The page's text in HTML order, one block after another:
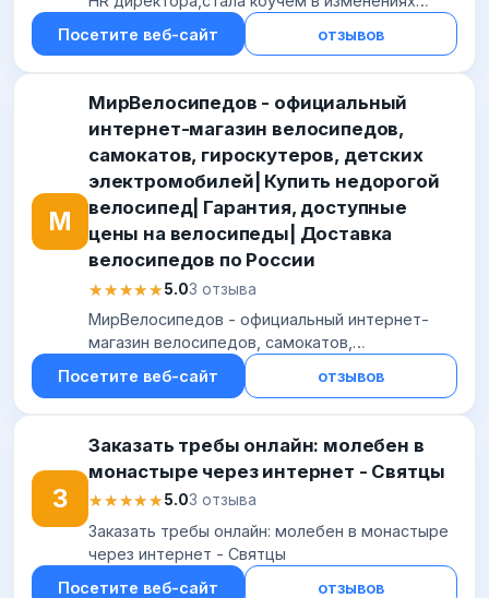
имея более 400 часов практики,сменила
профессию и 3 года успешно работаю в IT
Посетите веб-сайт отзывов
М
МирВелосипедов - официальный
интернет-магазин велосипедов,
самокатов, гироскутеров, детских
электромобилей| Купить недорогой
велосипед| Гарантия, доступные
цены на велосипеды| Доставка
велосипедов по России
★★★★★
★★★★★5.03 отзыва
МирВелосипедов - официальный интернет-
магазин велосипедов, самокатов,
гироскутеров, детских электромобилей|
Купить недорогой велосипед| Гарантия,
Посетите веб-сайт отзывов
З
Заказать требы онлайн: молебен в
монастыре через интернет - Святцы
★★★★★
★★★★★5.03 отзыва
Заказать требы онлайн: молебен в монастыре
через интернет - Святцы
Посетите веб-сайт
отзывов